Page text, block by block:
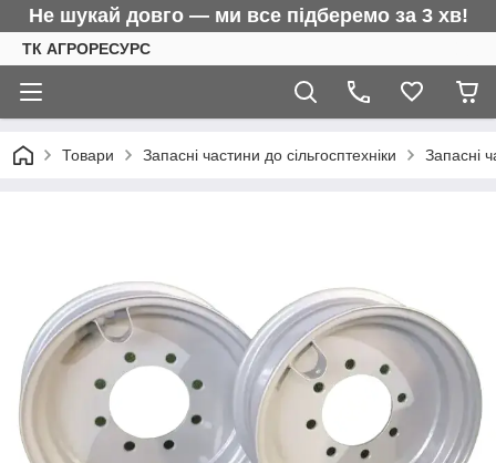
Не шукай довго — ми все підберемо за 3 хв!
ТК АГРОРЕСУРС
Товари Запасні частини до сільгосптехніки Запасні